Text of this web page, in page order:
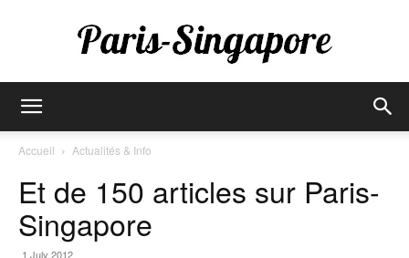
Singapore
Accueil Actualités & Info
Et de 150 articles sur Paris-
Singapore
1 July 2012